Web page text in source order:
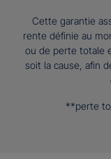
Cette garantie
rente définie au
ou de perte totale
soit la cause, afin
**perte